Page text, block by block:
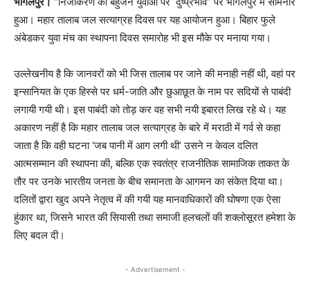
हुआ। महार तालाब जल सत्याग्रह दिवस पर यह आयोजन हुआ। बिहार फुले
अंबेडकर युवा मंच का स्थापना दिवस समारोह भी इस मौके पर मनाया गया।
उल्लेखनीय है कि जानवरों को भी जिस तालाब पर जाने की मनाही नहीं थी, वहां पर
इन्सानियत के एक हिस्से पर धर्म-जाति और छुआछूत के नाम पर सदियों से पाबंदी
लगायी गयी थी। इस पाबंदी को तोड़ कर वह सभी नयी इबारत लिख रहे थे। यह
अकारण नहीं है कि महार तालाब जल सत्याग्रह के बारे में मराठी में गर्व से कहा
जाता है कि वही घटना ‘जब पानी में आग लगी थी’ उसने न केवल दलित
आत्मसम्मान की स्थापना की, बल्कि एक स्वतंत्र राजनीतिक सामाजिक ताकत के
तौर पर उनके भारतीय जनता के बीच समानता के आगमन का संकेत दिया था।
दलितों द्वारा खुद अपने नेतृत्व में की गयी यह मानवाधिकारों की घोषणा एक ऐसा
हुंकार था, जिसने भारत की सियासी तथा समाजी हलचलों की शक्लोसूरत हमेशा के
लिए बदल दी।
- Advertisement -